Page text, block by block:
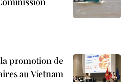
promotion de
au Vietnam